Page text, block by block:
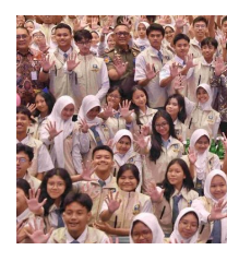
Ketertiban
Keamanan
Kejahatan
Cybers Event
UMKM & Ekonomi Kreatif